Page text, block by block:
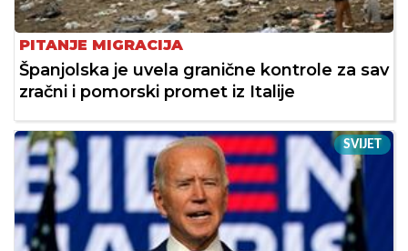
PITANJE MIGRACIJA
Španjolska je uvela granične kontrole za sav
zračni i pomorski promet iz Italije
SVIJET